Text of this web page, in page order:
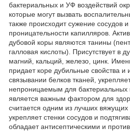
бактериальных и УФ воздействий
которые могут вызвать
также происходит сужение сосудов
проницательности капилляров.
дубовой коры являются танины
галловая кислоты). Присутствует в
магний, кальций, железо, цинк.
придает коре дубильные свойства и
связывании белков тканей,
непроницаемым для бактериальных
является важным фактором для
считается одним из лучших вяжущих
укрепляет стенки сосудов и
обладает антисептическими и